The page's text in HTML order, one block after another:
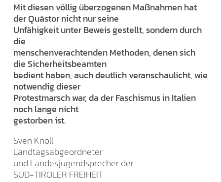
Mit diesen völlig überzogenen Maßnahmen hat
der Quästor nicht nur seine
Unfähigkeit unter Beweis gestellt, sondern durch
die
menschenverachtenden Methoden, denen sich
die Sicherheitsbeamten
bedient haben, auch deutlich veranschaulicht, wie
notwendig dieser
Protestmarsch war, da der Faschismus in Italien
noch lange nicht
gestorben ist.
Sven Knoll
Landtagsabgeordneter
und Landesjugendsprecher der
SÜD-TIROLER FREIHEIT